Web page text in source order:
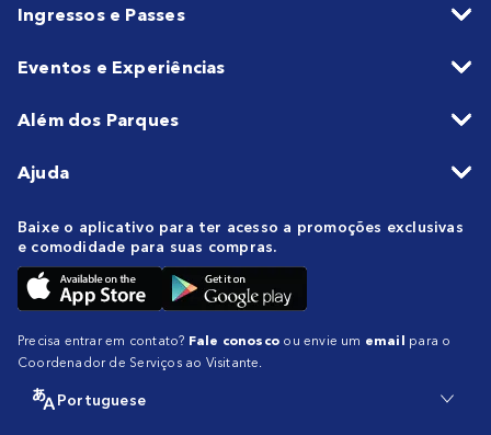
Ingressos e Passes
Eventos e Experiências
Além dos Parques
Ajuda
Baixe o aplicativo para ter acesso a promoções exclusivas
e comodidade para suas compras.
Precisa entrar em contato? Fale conosco ou envie um email para o
Coordenador de Serviços ao Visitante.
Portuguese